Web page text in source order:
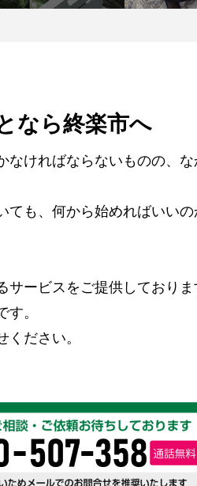
なら終楽市へ
ければならないものの、
ても、何から始めればいい
サービスをご提供しており
。
ださい。